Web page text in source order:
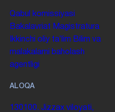
Qabul komissiyasi
Bakalavriat Magistratura
Ikkinchi oliy taʼlim Bilim va
malakalarni baholash
agentligi
ALOQA
130100. Jizzax viloyati,